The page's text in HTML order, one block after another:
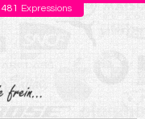
481 Expressions